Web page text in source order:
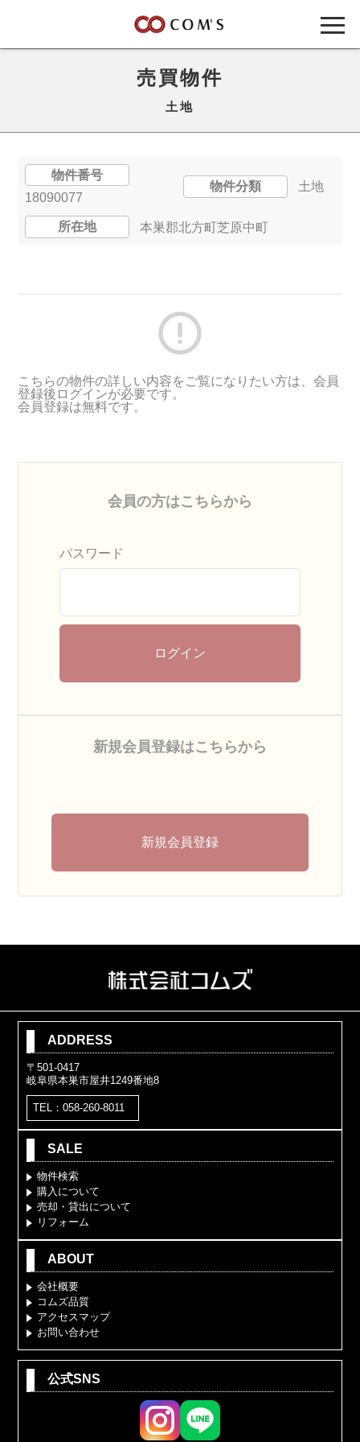
売買物件
土地
物件番号
18090077
物件分類 土地
所在地 本巣郡北方町芝原中町
こちらの物件の詳しい内容をご覧になりたい方は、会員
登録後ログインが必要です。
会員登録は無料です。
会員の方はこちらから
パスワード
ログイン
新規会員登録はこちらから
新規会員登録
ADDRESS
〒501-0417
岐阜県本巣市屋井1249番地8
TEL：058-260-8011
SALE
物件検索
購入について
売却・貸出について
リフォーム
ABOUT
会社概要
コムズ品質
アクセスマップ
お問い合わせ
公式SNS